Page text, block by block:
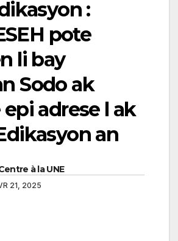
:
pote
li bay
Sodo ak
adrese l ak
an
à la UNE
21, 2025